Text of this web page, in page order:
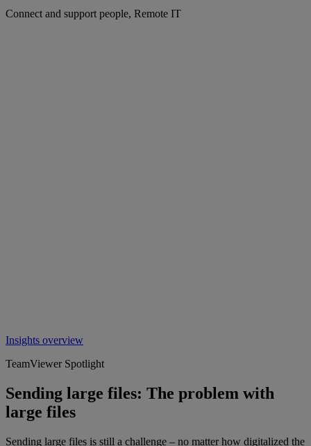
Connect and support people, Remote IT
Insights overview
TeamViewer Spotlight
Sending large files: The problem with
large files
Sending large files is still a challenge – no matter how digitalized the